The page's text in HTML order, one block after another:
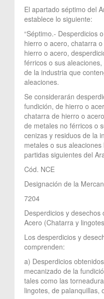
El apartado séptimo del
establece lo siguiente:
“Séptimo.- Desperdicios
hierro o acero, chatarra
hierro o acero,
férricos o sus
de la industria que
aleaciones.
Se considerarán
fundición, de hierro o
chatarra de hierro o
de metales no férricos o
cenizas y residuos de la
metales o sus
partidas siguientes del
Cód. NCE
Designación de la
7204
Desperdicios y
Acero (Chatarra y
Los desperdicios y
comprenden:
a) Desperdicios
mecanizado de la
tales como las
lingotes, de palanquillas,